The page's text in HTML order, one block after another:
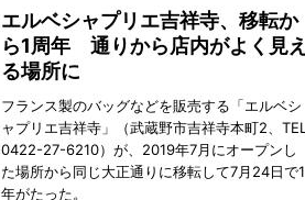
エルベシャプリエ吉祥寺、移転か
ら1周年 通りから店内がよく見え
る場所に
フランス製のバッグなどを販売する「エルベシ
ャプリエ吉祥寺」（武蔵野市吉祥寺本町2、TEL
0422-27-6210）が、2019年7月にオープンし
た場所から同じ大正通りに移転して7月24日で1
年がたった。